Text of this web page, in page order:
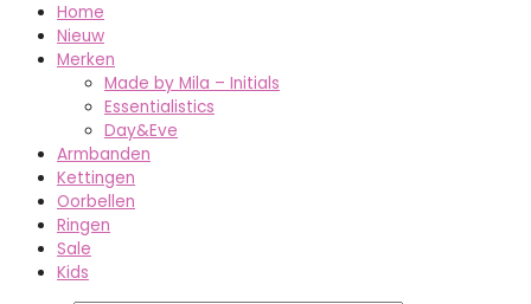
Home
Nieuw
Merken
Made by Mila – Initials
Essentialistics
Day&Eve
Armbanden
Kettingen
Oorbellen
Ringen
Sale
Kids